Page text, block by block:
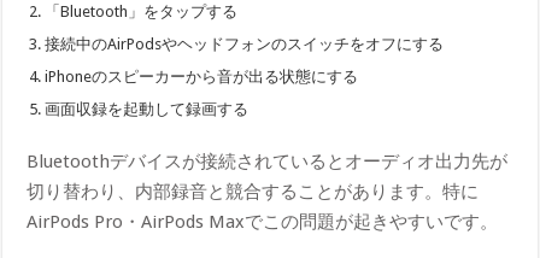
「Bluetooth」をタップする
接続中のAirPodsやヘッドフォンのスイッチをオフにする
iPhoneのスピーカーから音が出る状態にする
画面収録を起動して録画する
Bluetoothデバイスが接続されているとオーディオ出力先が
切り替わり、内部録音と競合することがあります。特に
AirPods Pro・AirPods Maxでこの問題が起きやすいです。